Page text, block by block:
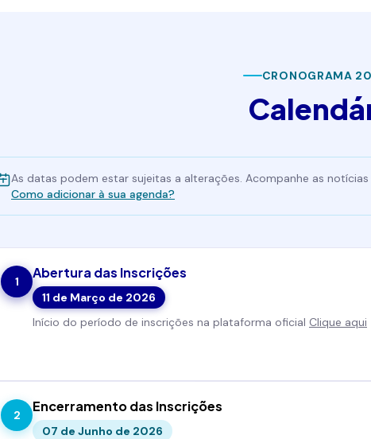
CRONOGRAMA
As datas podem estar sujeitas a alterações. Acompanhe as
Como adicionar à sua agenda?
1
Abertura das Inscrições
11 de Março de 2026
Início do período de inscrições na plataforma oficial Clique aqui
2
Encerramento das Inscrições
07 de Junho de 2026